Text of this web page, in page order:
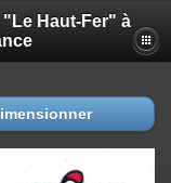
Haut-Fer" à